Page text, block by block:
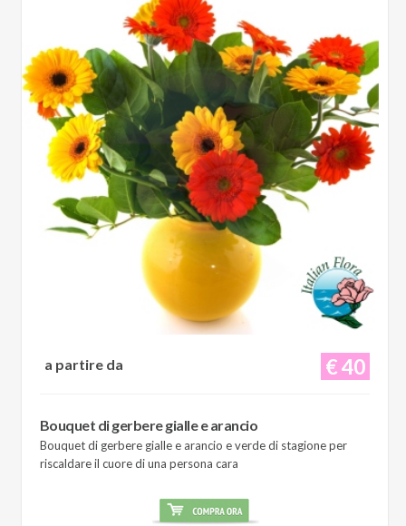
€ 40
a partire da
Bouquet di gerbere gialle e arancio
Bouquet di gerbere gialle e arancio e verde di stagione per
riscaldare il cuore di una persona cara